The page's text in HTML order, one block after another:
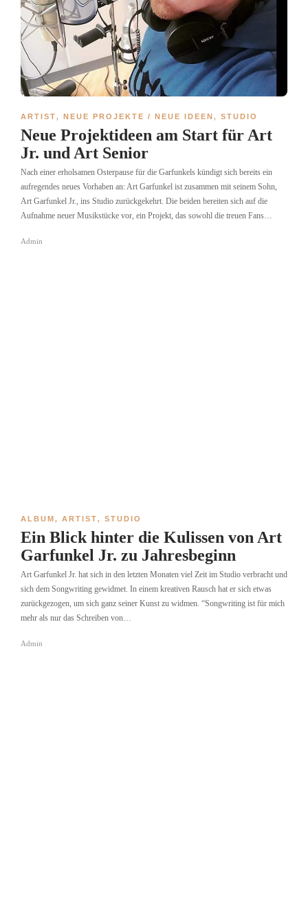
ARTIST, NEUE PROJEKTE / NEUE IDEEN, STUDIO
Neue Projektideen am Start für Art
Jr. und Art Senior
Nach einer erholsamen Osterpause für die Garfunkels kündigt sich bereits ein
aufregendes neues Vorhaben an: Art Garfunkel ist zusammen mit seinem Sohn,
Art Garfunkel Jr., ins Studio zurückgekehrt. Die beiden bereiten sich auf die
Aufnahme neuer Musikstücke vor, ein Projekt, das sowohl die treuen Fans…
Admin
ALBUM, ARTIST, STUDIO
Ein Blick hinter die Kulissen von Art
Garfunkel Jr. zu Jahresbeginn
Art Garfunkel Jr. hat sich in den letzten Monaten viel Zeit im Studio verbracht und
sich dem Songwriting gewidmet. In einem kreativen Rausch hat er sich etwas
zurückgezogen, um sich ganz seiner Kunst zu widmen. “Songwriting ist für mich
mehr als nur das Schreiben von…
Admin